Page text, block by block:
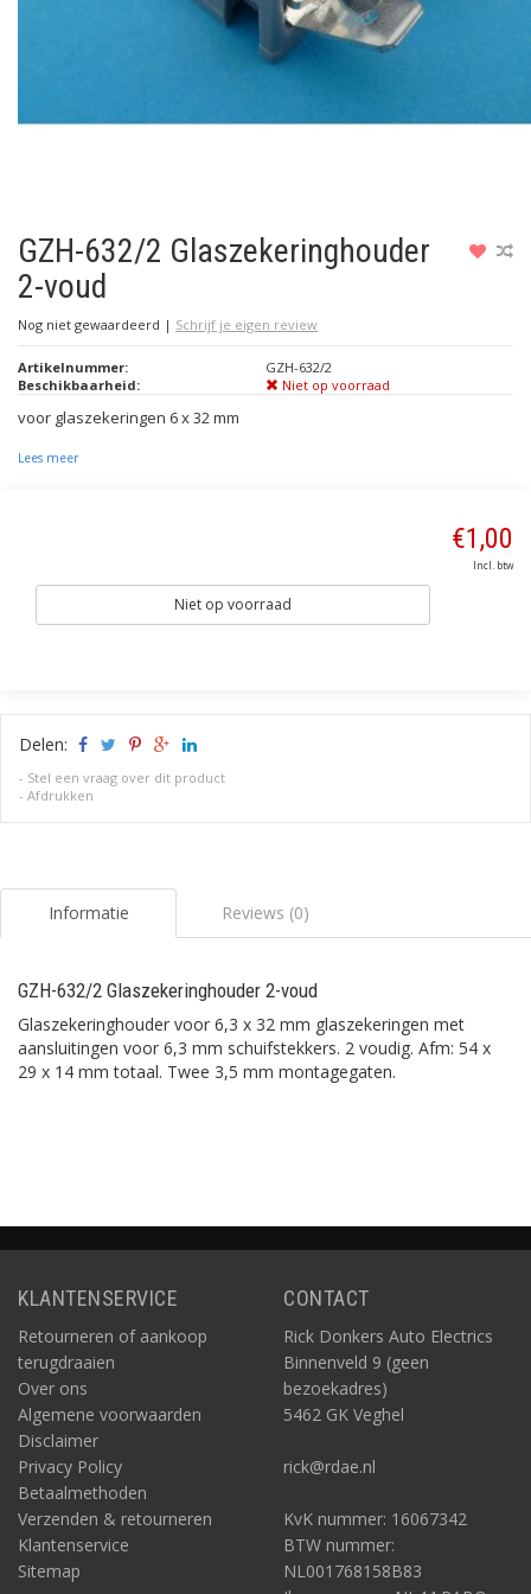
GZH-632/2 Glaszekeringhouder
2-voud
Nog niet gewaardeerd | Schrijf je eigen review
Artikelnummer:
GZH-632/2
Beschikbaarheid:
Niet op voorraad
voor glaszekeringen 6 x 32 mm
Lees meer
€1,00
Incl. btw
Niet op voorraad
Delen:
- Stel een vraag over dit product
- Afdrukken
Informatie Reviews (0)
GZH-632/2 Glaszekeringhouder 2-voud
Glaszekeringhouder voor 6,3 x 32 mm glaszekeringen met
aansluitingen voor 6,3 mm schuifstekkers. 2 voudig. Afm: 54 x
29 x 14 mm totaal. Twee 3,5 mm montagegaten.
KLANTENSERVICE
Retourneren of aankoop
terugdraaien
Over ons
Algemene voorwaarden
Disclaimer
Privacy Policy
Betaalmethoden
Verzenden & retourneren
Klantenservice
Sitemap
CONTACT
Rick Donkers Auto Electrics
Binnenveld 9 (geen
bezoekadres)
5462 GK Veghel
rick@rdae.nl
KvK nummer: 16067342
BTW nummer:
NL001768158B83